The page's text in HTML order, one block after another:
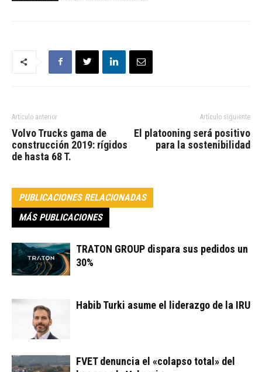
Artículo anterior
Volvo Trucks gama de
construcción 2019: rígidos
de hasta 68 T.
Artículo siguiente
El platooning será positivo
para la sostenibilidad
PUBLICACIONES RELACIONADAS
MÁS PUBLICACIONES
TRATON GROUP dispara sus pedidos un
30%
Habib Turki asume el liderazgo de la IRU
FVET denuncia el «colapso total» del